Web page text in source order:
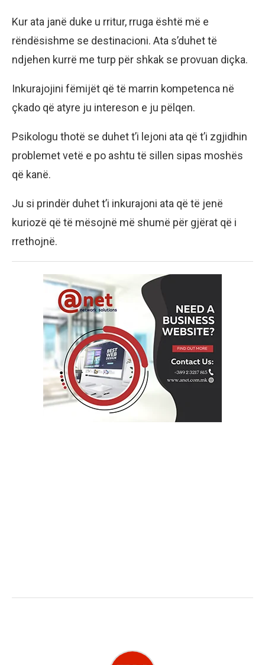
Kur ata janë duke u rritur, rruga është më e
rëndësishme se destinacioni. Ata s’duhet të
ndjehen kurrë me turp për shkak se provuan diçka.
Inkurajojini fëmijët që të marrin kompetenca në
çkado që atyre ju intereson e ju pëlqen.
Psikologu thotë se duhet t’i lejoni ata që t’i zgjidhin
problemet vetë e po ashtu të sillen sipas moshës
që kanë.
Ju si prindër duhet t’i inkurajoni ata që të jenë
kuriozë që të mësojnë më shumë për gjërat që i
rrethojnë.